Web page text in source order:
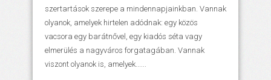
szertartások szerepe a mindennapjainkban. Vannak
olyanok, amelyek hirtelen adódnak: egy közös
vacsora egy barátnővel, egy kiadós séta vagy
elmerülés a nagyváros forgatagában. Vannak
viszont olyanok is, amelyek......